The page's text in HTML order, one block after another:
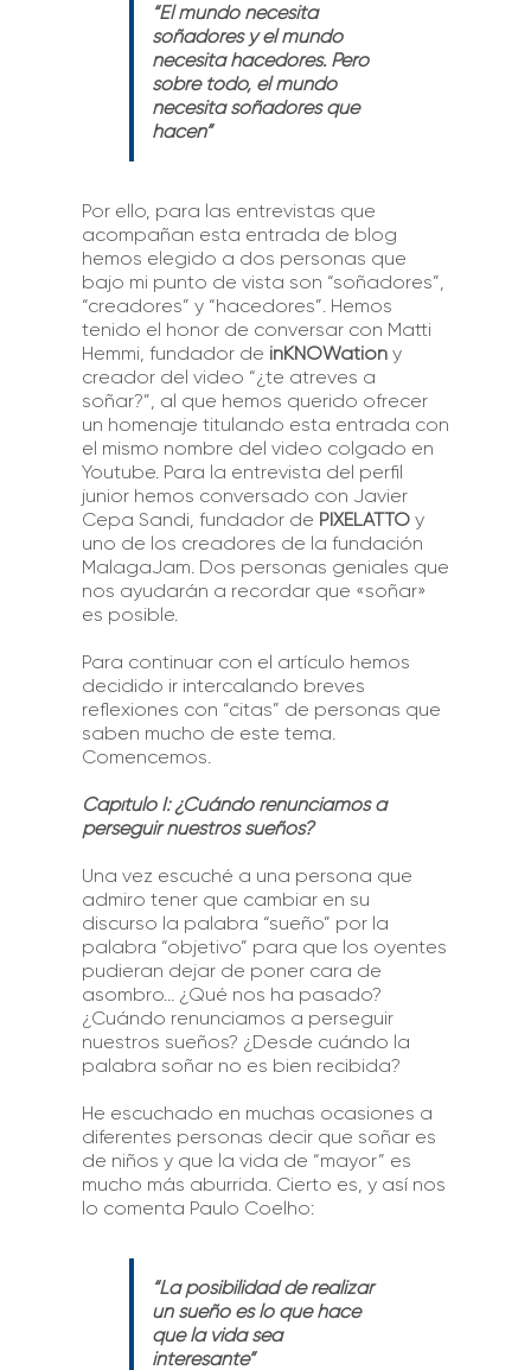
“El mundo necesita
soñadores y el mundo
necesita hacedores. Pero
sobre todo, el mundo
necesita soñadores que
hacen”
Por ello, para las entrevistas que
acompañan esta entrada de blog
hemos elegido a dos personas que
bajo mi punto de vista son “soñadores”,
“creadores” y “hacedores”. Hemos
tenido el honor de conversar con Matti
Hemmi, fundador de inKNOWationy
creador del video “¿te atreves a
soñar?”, al que hemos querido ofrecer
un homenaje titulando esta entrada con
el mismo nombre del video colgado en
Youtube. Para la entrevista del perfil
junior hemos conversado con Javier
Cepa Sandi, fundador de PIXELATTO y
uno de los creadores de la fundación
MalagaJam. Dos personas geniales que
nos ayudarán a recordar que «soñar»
es posible.
Para continuar con el artículo hemos
decidido ir intercalando breves
reflexiones con “citas” de personas que
saben mucho de este tema.
Comencemos.
Capítulo I: ¿Cuándo renunciamos a
perseguir nuestros sueños?
Una vez escuché a una persona que
admiro tener que cambiar en su
discurso la palabra “sueño” por la
palabra “objetivo” para que los oyentes
pudieran dejar de poner cara de
asombro… ¿Qué nos ha pasado?
¿Cuándo renunciamos a perseguir
nuestros sueños? ¿Desde cuándo la
palabra soñar no es bien recibida?
He escuchado en muchas ocasiones a
diferentes personas decir que soñar es
de niños y que la vida de “mayor” es
mucho más aburrida. Cierto es, y así nos
lo comenta Paulo Coelho:
“La posibilidad de realizar
un sueño es lo que hace
que la vida sea
interesante”